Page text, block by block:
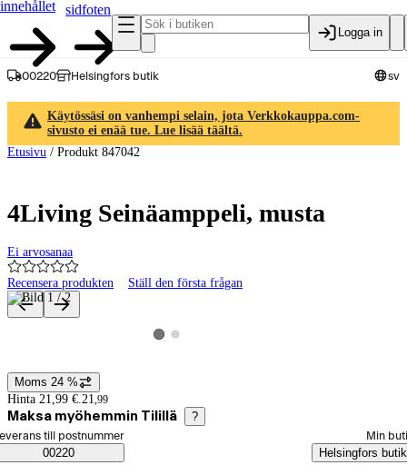
innehållet
sidfoten
Logga in
00220 Helsingfors butik sv
Käytössäsi on vanhempi selain, jota Verkkokauppa.com-
sivusto ei enää tue. Lue lisää täältä.
Etusivu / Produkt 847042
4Living Seinäamppeli, musta
Ei arvosanaa
Recensera produkten Ställ den första frågan
Produktbilder och videor
Visa produktbild 1
Visa produktbild 2
Prisinformation
Moms 24 %
Hinta 21,99 €. 21 ,99
Maksa myöhemmin Tilillä ?
Saatavuustiedot
beställningssätt
till postnummer
00220
Min
Helsingfors butik